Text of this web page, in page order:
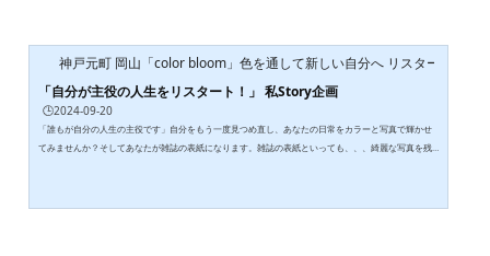
神戸元町 岡山「color bloom」色を通して新しい自分へ リスタート！
「自分が主役の人生をリスタート！」 私Story企画
🕒️2024-09-20
「誰もが自分の人生の主役です」自分をもう一度見つめ直し、あなたの日常をカラーと写真で輝かせ
てみませんか？そしてあなたが雑誌の表紙になります。雑誌の表紙といっても、、、綺麗な写真を残